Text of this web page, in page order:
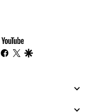
youtube-
footer
instagram
facebook
twitter